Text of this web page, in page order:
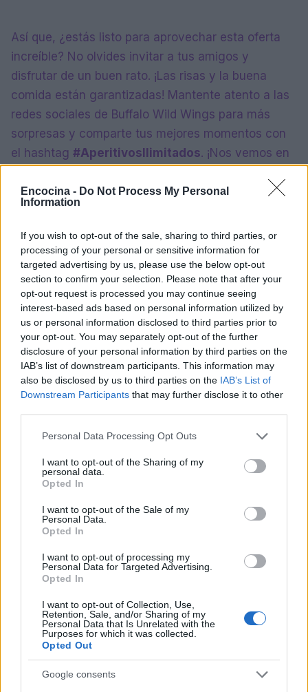
Encocina - Do Not Process My Personal
Information
If you wish to opt-out of the sale, sharing to third parties, or
processing of your personal or sensitive information for
targeted advertising by us, please use the below opt-out
section to confirm your selection. Please note that after your
opt-out request is processed you may continue seeing
interest-based ads based on personal information utilized by
us or personal information disclosed to third parties prior to
your opt-out. You may separately opt-out of the further
disclosure of your personal information by third parties on the
IAB’s list of downstream participants. This information may
also be disclosed by us to third parties on the IAB’s List of
Downstream Participants that may further disclose it to other
Please note that this website/app uses one or more Google
not limited to your visit or usage behaviour. You may click to
grant or deny consent to Google and its third-party tags to
use your data for below specified purposes in below Google
consent section.
Personal Data Processing Opt Outs
I want to opt-out of the Sharing of my
personal data.
Opted In
I want to opt-out of the Sale of my
Personal Data.
Opted In
I want to opt-out of processing my
Personal Data for Targeted Advertising.
Opted In
I want to opt-out of Collection, Use,
Retention, Sale, and/or Sharing of my
Personal Data that Is Unrelated with the
Purposes for which it was collected.
Opted Out
Google consents
Así que, ¿estás listo para aprovechar esta oferta
increíble? No olvides invitar a tus amigos y
disfrutar de un buen rato. ¡Las risas y la buena
comida están garantizadas! Mantente atento a las
redes sociales de Buffalo Wild Wings para más
sorpresas y comparte tus mejores momentos con
el hashtag #AperitivosIlimitados. ¡Nos vemos en
AUTOR
staff
Sigue leyendo